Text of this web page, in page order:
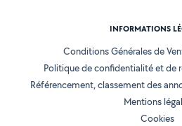
INFORMATIONS
Conditions Générales de
Politique de confidentialité et de
Référencement, classement des
Mentions
Cookies